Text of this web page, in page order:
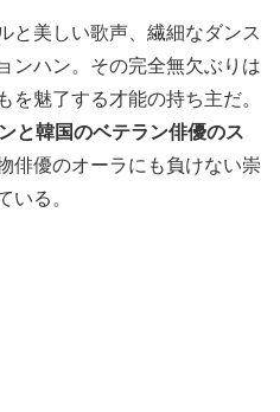
と美しい歌声、繊細なダンス
ンハン。その完全無欠ぶりは
を魅了する才能の持ち主だ。
と韓国のベテラン俳優のス
俳優のオーラにも負けない崇
いる。